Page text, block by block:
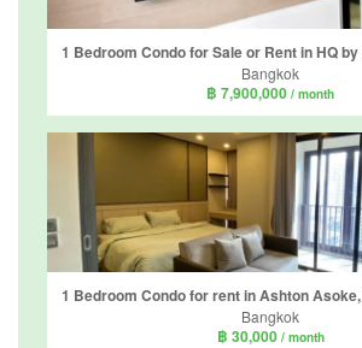
Bangkok
฿ 7,900,000 / month
Bangkok
฿ 30,000 / month